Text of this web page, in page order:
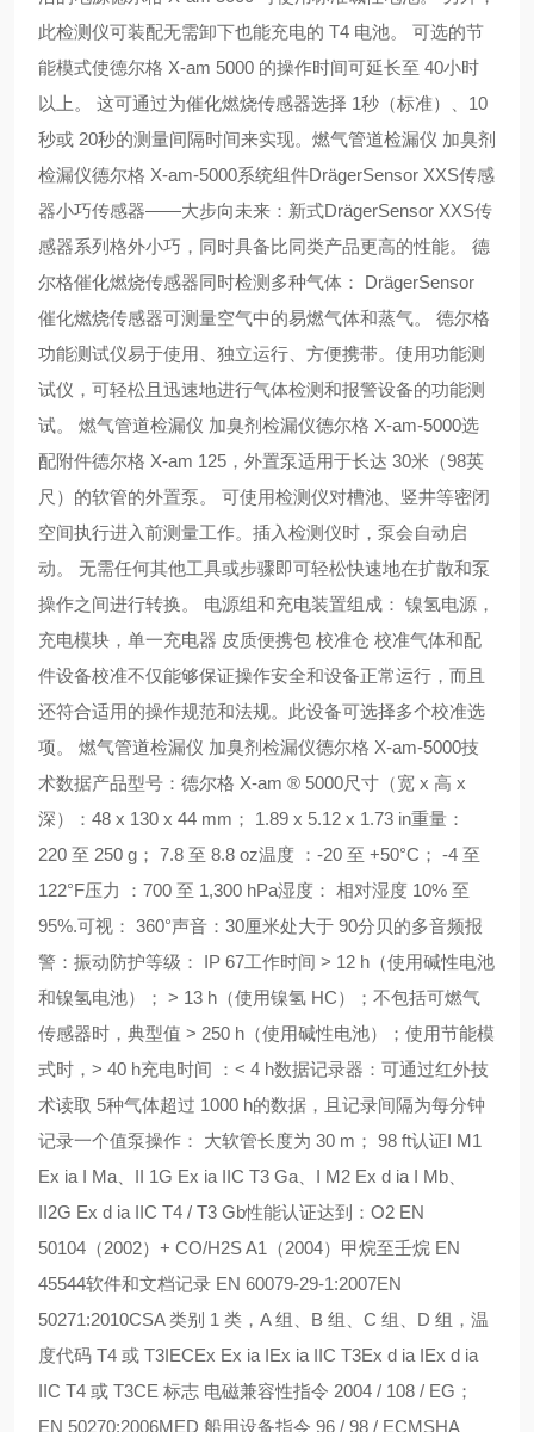
此检测仪可装配无需卸下也能充电的 T4 电池。 可选的节
能模式使德尔格 X-am 5000 的操作时间可延长至 40小时
以上。 这可通过为催化燃烧传感器选择 1秒（标准）、10
秒或 20秒的测量间隔时间来实现。燃气管道检漏仪 加臭剂
检漏仪德尔格 X-am-5000系统组件DrägerSensor XXS传感
器小巧传感器——大步向未来：新式DrägerSensor XXS传
感器系列格外小巧，同时具备比同类产品更高的性能。 德
尔格催化燃烧传感器同时检测多种气体： DrägerSensor
催化燃烧传感器可测量空气中的易燃气体和蒸气。 德尔格
功能测试仪易于使用、独立运行、方便携带。使用功能测
试仪，可轻松且迅速地进行气体检测和报警设备的功能测
试。 燃气管道检漏仪 加臭剂检漏仪德尔格 X-am-5000选
配附件德尔格 X-am 125，外置泵适用于长达 30米（98英
尺）的软管的外置泵。 可使用检测仪对槽池、竖井等密闭
空间执行进入前测量工作。插入检测仪时，泵会自动启
动。 无需任何其他工具或步骤即可轻松快速地在扩散和泵
操作之间进行转换。 电源组和充电装置组成： 镍氢电源，
充电模块，单一充电器 皮质便携包 校准仓 校准气体和配
件设备校准不仅能够保证操作安全和设备正常运行，而且
还符合适用的操作规范和法规。此设备可选择多个校准选
项。 燃气管道检漏仪 加臭剂检漏仪德尔格 X-am-5000技
术数据产品型号：德尔格 X-am ® 5000尺寸（宽 x 高 x
深）：48 x 130 x 44 mm； 1.89 x 5.12 x 1.73 in重量：
220 至 250 g； 7.8 至 8.8 oz温度 ：-20 至 +50°C； -4 至
122°F压力 ：700 至 1,300 hPa湿度： 相对湿度 10% 至
95%.可视： 360°声音：30厘米处大于 90分贝的多音频报
警：振动防护等级： IP 67工作时间 > 12 h（使用碱性电池
和镍氢电池）； > 13 h（使用镍氢 HC）；不包括可燃气
传感器时，典型值 > 250 h（使用碱性电池）；使用节能模
式时，> 40 h充电时间 ：< 4 h数据记录器：可通过红外技
术读取 5种气体超过 1000 h的数据，且记录间隔为每分钟
记录一个值泵操作： 大软管长度为 30 m； 98 ft认证I M1
Ex ia I Ma、II 1G Ex ia IIC T3 Ga、I M2 Ex d ia I Mb、
II2G Ex d ia IIC T4 / T3 Gb性能认证达到：O2 EN
50104（2002）+ CO/H2S A1（2004）甲烷至壬烷 EN
45544软件和文档记录 EN 60079-29-1:2007EN
50271:2010CSA 类别 1 类，A 组、B 组、C 组、D 组，温
度代码 T4 或 T3IECEx Ex ia IEx ia IIC T3Ex d ia IEx d ia
IIC T4 或 T3CE 标志 电磁兼容性指令 2004 / 108 / EG；
EN 50270:2006MED 船用设备指令 96 / 98 / ECMSHA